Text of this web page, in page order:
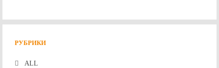
РУБРИКИ
ALL